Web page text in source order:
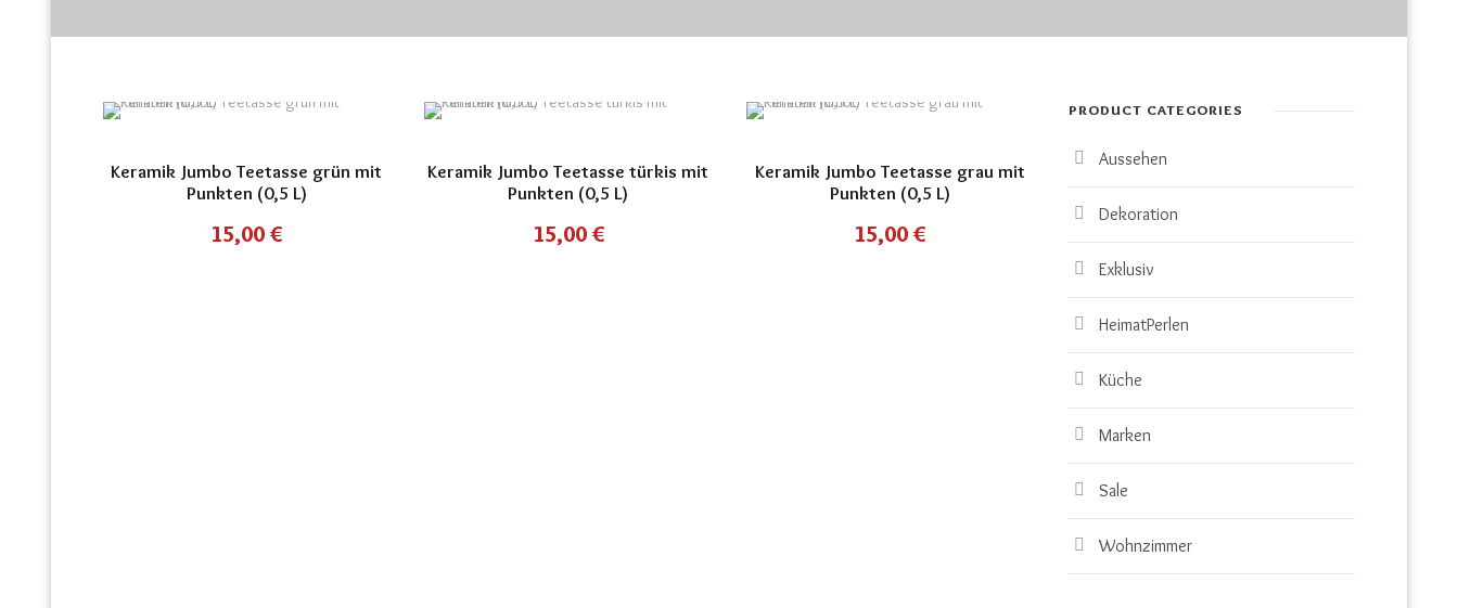
Keramik Jumbo Teetasse grün mit
Punkten (0,5 L)
15,00 €
Keramik Jumbo Teetasse türkis mit
Punkten (0,5 L)
15,00 €
Keramik Jumbo Teetasse grau mit
Punkten (0,5 L)
15,00 €
PRODUCT CATEGORIES
Aussehen
Dekoration
Exklusiv
HeimatPerlen
Küche
Marken
Sale
Wohnzimmer